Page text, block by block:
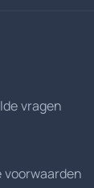
vragen
voorwaarden